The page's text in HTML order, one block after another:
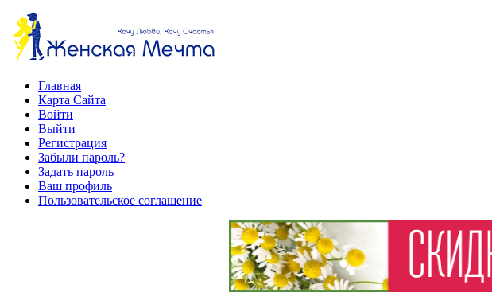
Главная
Карта Сайта
Войти
Выйти
Регистрация
Забыли пароль?
Задать пароль
Ваш профиль
Пользовательское соглашение